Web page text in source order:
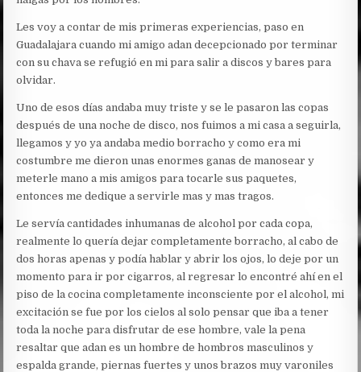
Les voy a contar de mis primeras experiencias, paso en
Guadalajara cuando mi amigo adan decepcionado por terminar
con su chava se refugió en mi para salir a discos y bares para
olvidar.
Uno de esos días andaba muy triste y se le pasaron las copas
después de una noche de disco, nos fuimos a mi casa a seguirla,
llegamos y yo ya andaba medio borracho y como era mi
costumbre me dieron unas enormes ganas de manosear y
meterle mano a mis amigos para tocarle sus paquetes,
entonces me dedique a servirle mas y mas tragos.
Le servía cantidades inhumanas de alcohol por cada copa,
realmente lo quería dejar completamente borracho, al cabo de
dos horas apenas y podía hablar y abrir los ojos, lo deje por un
momento para ir por cigarros, al regresar lo encontré ahí en el
piso de la cocina completamente inconsciente por el alcohol, mi
excitación se fue por los cielos al solo pensar que iba a tener
toda la noche para disfrutar de ese hombre, vale la pena
resaltar que adan es un hombre de hombros masculinos y
espalda grande, piernas fuertes y unos brazos muy varoniles